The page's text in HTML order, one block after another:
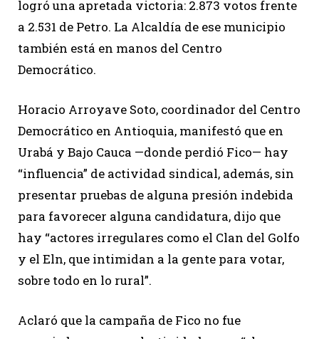
logró una apretada victoria: 2.873 votos frente
a 2.531 de Petro. La Alcaldía de ese municipio
también está en manos del Centro
Democrático.
Horacio Arroyave Soto, coordinador del Centro
Democrático en Antioquia, manifestó que en
Urabá y Bajo Cauca —donde perdió Fico— hay
“influencia” de actividad sindical, además, sin
presentar pruebas de alguna presión indebida
para favorecer alguna candidatura, dijo que
hay “actores irregulares como el Clan del Golfo
y el Eln, que intimidan a la gente para votar,
sobre todo en lo rural”.
Aclaró que la campaña de Fico no fue